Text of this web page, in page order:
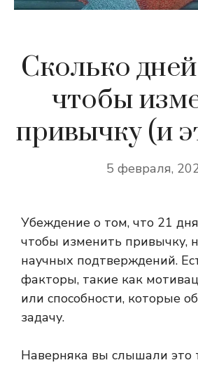
Сколько
чтобы
привычку (и
5 февраля,
Убеждение о том, что 21
чтобы изменить привычку,
научных подтверждений.
факторы, такие как
или способности, которые
задачу.
Наверняка вы слышали это